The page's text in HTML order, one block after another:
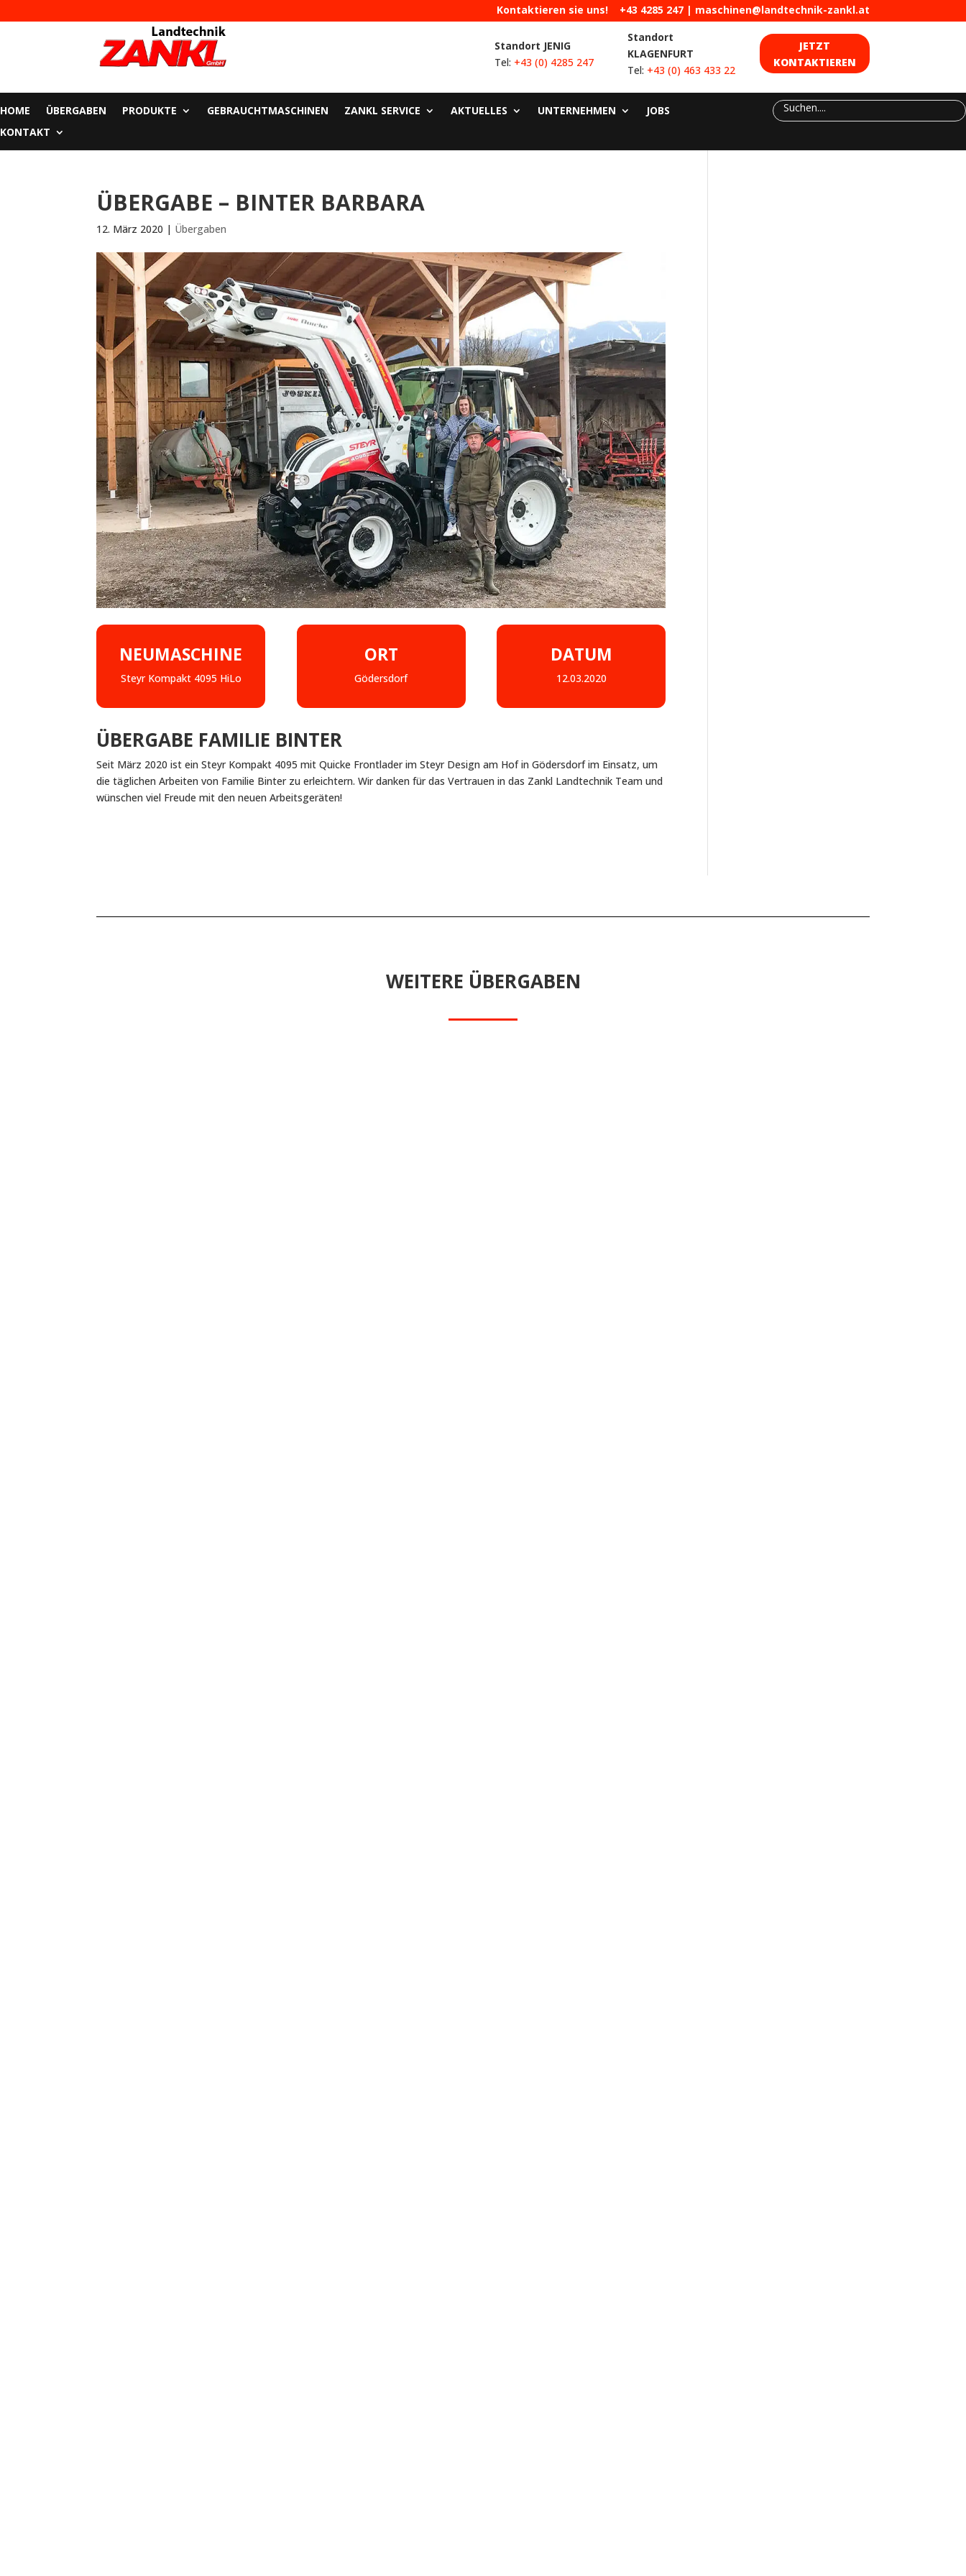
Kontaktieren sie uns! +43 4285 247| maschinen@landtechnik-zankl.at
Standort JENIG
Tel: +43 (0) 4285 247
Standort
KLAGENFURT
Tel: +43 (0) 463 433 22
JETZT
KONTAKTIEREN
HOME ÜBERGABEN PRODUKTE GEBRAUCHTMASCHINEN ZANKL SERVICE AKTUELLES UNTERNEHMEN
JOBS
KONTAKT
ÜBERGABE – BINTER BARBARA
12. März 2020 | Übergaben
NEUMASCHINE
Steyr Kompakt 4095 HiLo
ORT
Gödersdorf
DATUM
12.03.2020
ÜBERGABE FAMILIE BINTER
Seit März 2020 ist ein Steyr Kompakt 4095 mit Quicke Frontlader im Steyr Design am Hof in Gödersdorf im Einsatz, um
die täglichen Arbeiten von Familie Binter zu erleichtern. Wir danken für das Vertrauen in das Zankl Landtechnik Team und
wünschen viel Freude mit den neuen Arbeitsgeräten!
WEITERE ÜBERGABEN